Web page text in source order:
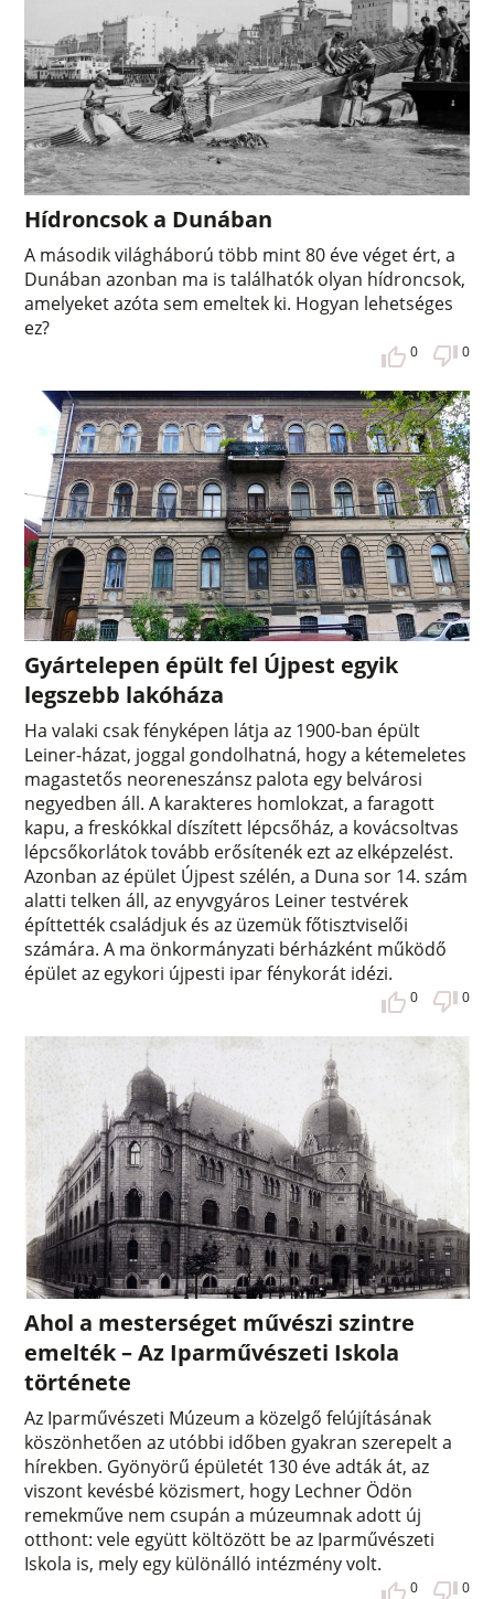
Hídroncsok a Dunában
A második világháború több mint 80 éve véget ért, a
Dunában azonban ma is találhatók olyan hídroncsok,
amelyeket azóta sem emeltek ki. Hogyan lehetséges
ez?
0 0
Gyártelepen épült fel Újpest egyik
legszebb lakóháza
Ha valaki csak fényképen látja az 1900-ban épült
Leiner-házat, joggal gondolhatná, hogy a kétemeletes
magastetős neoreneszánsz palota egy belvárosi
negyedben áll. A karakteres homlokzat, a faragott
kapu, a freskókkal díszített lépcsőház, a kovácsoltvas
lépcsőkorlátok tovább erősítenék ezt az elképzelést.
Azonban az épület Újpest szélén, a Duna sor 14. szám
alatti telken áll, az enyvgyáros Leiner testvérek
építtették családjuk és az üzemük főtisztviselői
számára. A ma önkormányzati bérházként működő
épület az egykori újpesti ipar fénykorát idézi.
0 0
Ahol a mesterséget művészi szintre
emelték – Az Iparművészeti Iskola
története
Az Iparművészeti Múzeum a közelgő felújításának
köszönhetően az utóbbi időben gyakran szerepelt a
hírekben. Gyönyörű épületét 130 éve adták át, az
viszont kevésbé közismert, hogy Lechner Ödön
remekműve nem csupán a múzeumnak adott új
otthont: vele együtt költözött be az Iparművészeti
Iskola is, mely egy különálló intézmény volt.
0 0